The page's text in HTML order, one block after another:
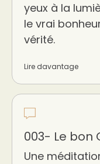
yeux à la
le vrai
vérité.
Lire davantage
003- Le bon
Une